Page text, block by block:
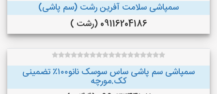
سمپاشی سلامت آفرین رشت (سم پاشی)
09116204186 (رشت )
سمپاشی سم پاشی ساس سوسک نانو۱۰۰٪ تضمینی
کک.مورچه